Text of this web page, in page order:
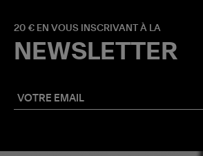
20 € EN VOUS INSCRIVANT À LA
NEWSLETTER